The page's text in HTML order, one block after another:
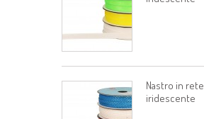
Nastro in rete
iridescente